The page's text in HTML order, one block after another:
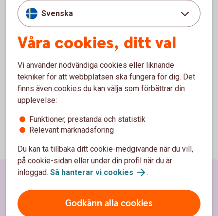
För att se detta innehåll behöver du först
godkänna cookies för Funktioner, prestanda
och statistik.
Inställningar för cookies
Svenska
Våra cookies, ditt val
Vi använder nödvändiga cookies eller liknande
tekniker för att webbplatsen ska fungera för dig. Det
finns även cookies du kan välja som förbättrar din
upplevelse:
Funktioner, prestanda och statistik
Relevant marknadsföring
Du kan ta tillbaka ditt cookie-medgivande när du vill,
på cookie-sidan eller under din profil när du är
inloggad. Så hanterar vi cookies .
Godkänn alla cookies
Hitta snabbt
Kundservice